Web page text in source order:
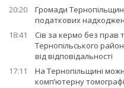
20:20
Громади
податкових
18:41
Сів за кермо без прав
Тернопільського
від відповідальності
17:11
На Тернопільщині
комп’ютерну